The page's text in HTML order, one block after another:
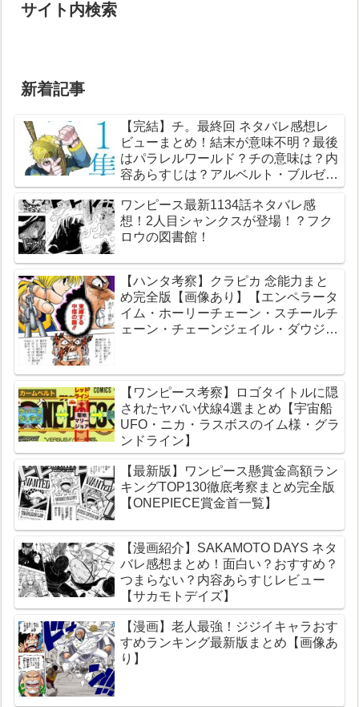
サイト内検索
新着記事
【完結】チ。最終回 ネタバレ感想レ
ビューまとめ！結末が意味不明？最後
はパラレルワールド？チの意味は？内
容あらすじは？アルベルト・ブルゼフ
スキとは？【総合評価評判】【地球の
運動について】
ワンピース最新1134話ネタバレ感
想！2人目シャンクスが登場！？フク
ロウの図書館！
【ハンタ考察】クラピカ 念能力まと
め完全版【画像あり】【エンペラータ
イム・ホーリーチェーン・スチールチ
ェーン・チェーンジェイル・ダウジン
【ワンピース考察】ロゴタイトルに隠
されたヤバい伏線4選まとめ【宇宙船
UFO・ニカ・ラスボスのイム様・グラ
ンドライン】
【最新版】ワンピース懸賞金高額ラン
キングTOP130徹底考察まとめ完全版
【ONEPIECE賞金首一覧】
【漫画紹介】SAKAMOTO DAYS ネタ
バレ感想まとめ！面白い？おすすめ？
つまらない？内容あらすじレビュー
【サカモトデイズ】
【漫画】老人最強！ジジイキャラおす
すめランキング最新版まとめ【画像あ
り】